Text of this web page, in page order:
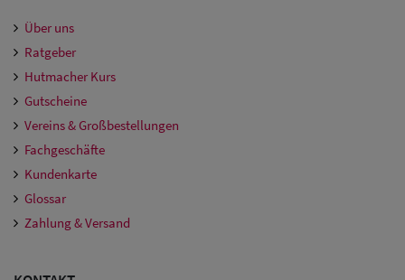
Damen Caps
Großgrößen
(63-65 cm)
Über uns
Ratgeber
Hutmacher Kurs
Gutscheine
Vereins & Großbestellungen
Fachgeschäfte
Kundenkarte
Glossar
Zahlung & Versand